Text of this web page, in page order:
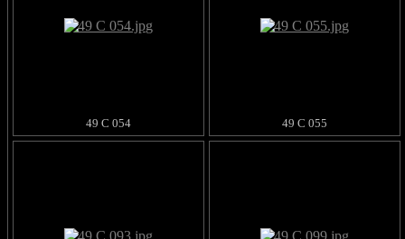
49 C 054 49 C 055